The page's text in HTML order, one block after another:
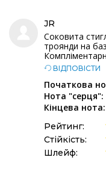
JR
Соковита
троянди на
ВІДПОВІСТИ
Початкова
Нота "серця":
Кінцева нота:
Рейтинг:
Стійкість:
Шлейф: